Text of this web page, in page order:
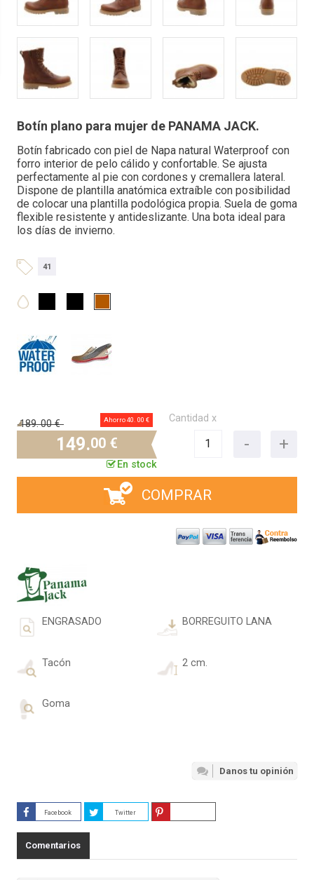
Botín plano para mujer de PANAMA JACK.
Botín fabricado con piel de Napa natural Waterproof con
forro interior de pelo cálido y confortable. Se ajusta
perfectamente al pie con cordones y cremallera lateral.
Dispone de plantilla anatómica extraíble con posibilidad
de colocar una plantilla podológica propia. Suela de goma
flexible resistente y antideslizante. Una bota ideal para
los días de invierno.
41
189.00 € Ahorro 40. 00 €
149.00 €
En stock
Cantidad x
COMPRAR
ENGRASADO BORREGUITO LANA
Tacón 2 cm.
Goma
Danos tu opinión
Facebook Twitter
Comentarios